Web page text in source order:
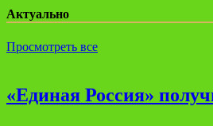
Актуально
Просмотреть все
«Единая Россия»